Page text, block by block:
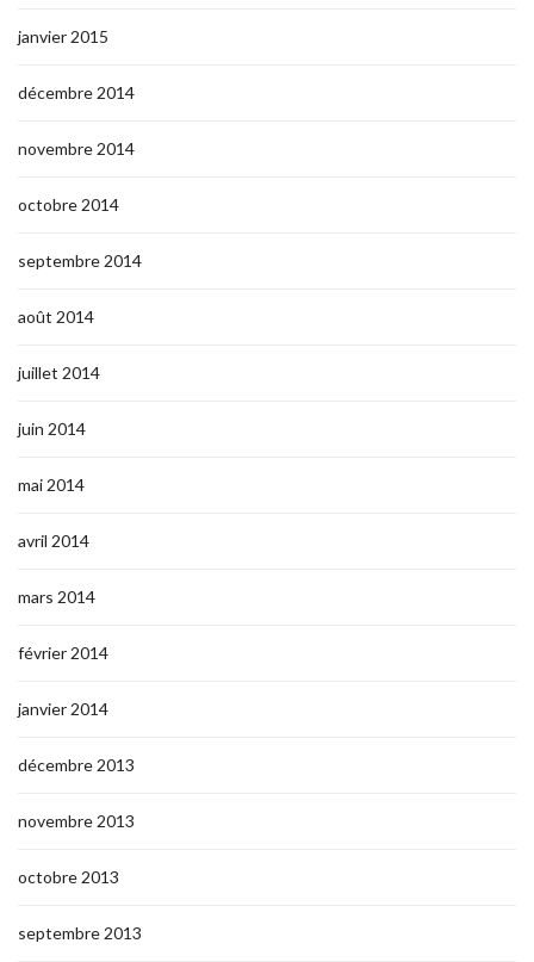
janvier 2015
décembre 2014
novembre 2014
octobre 2014
septembre 2014
août 2014
juillet 2014
juin 2014
mai 2014
avril 2014
mars 2014
février 2014
janvier 2014
décembre 2013
novembre 2013
octobre 2013
septembre 2013